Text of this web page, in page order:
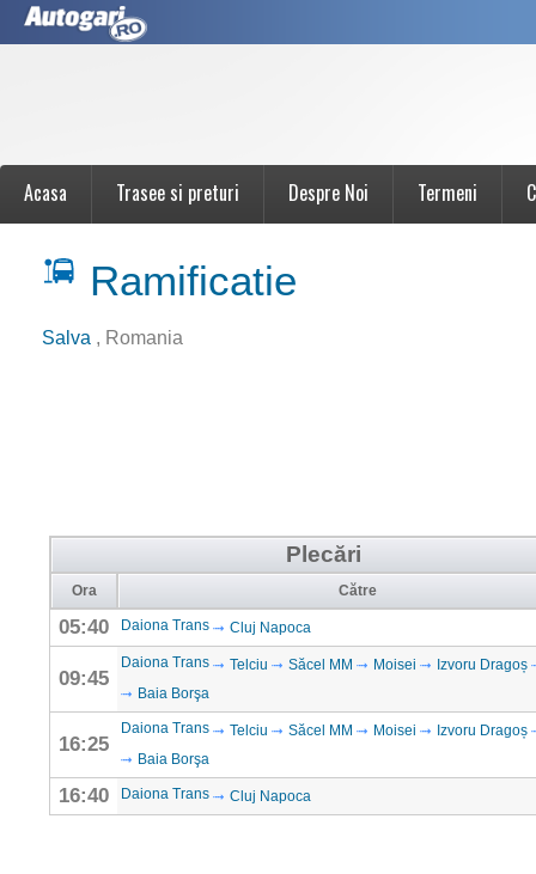
Acasa Trasee si preturi Despre Noi Termeni
Ramificatie
Salva , Romania
Plecări
Ora Către
05:40 Daiona Trans Cluj Napoca
09:45
Daiona Trans Telciu Săcel MM Moisei
Izvoru Dragoș
Baia Borşa
16:25
Daiona Trans Telciu Săcel MM Moisei
Izvoru Dragoș
Baia Borşa
16:40 Daiona Trans Cluj Napoca